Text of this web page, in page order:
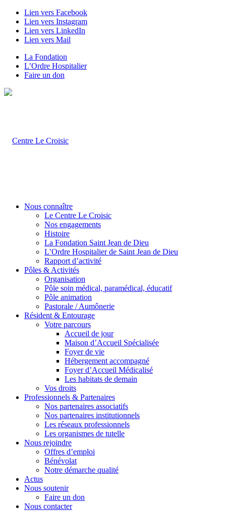
Lien vers Facebook
Lien vers Instagram
Lien vers LinkedIn
Lien vers Mail
La Fondation
L’Ordre Hospitalier
Faire un don
Nous connaître
Le Centre Le Croisic
Nos engagements
Histoire
La Fondation Saint Jean de Dieu
L’Ordre Hospitalier de Saint Jean de Dieu
Rapport d’activité
Pôles & Activités
Organisation
Pôle soin médical, paramédical, éducatif
Pôle animation
Pastorale / Aumônerie
Résident & Entourage
Votre parcours
Accueil de jour
Maison d’Accueil Spécialisée
Foyer de vie
Hébergement accompagné
Foyer d’Accueil Médicalisé
Les habitats de demain
Vos droits
Professionnels & Partenaires
Nos partenaires associatifs
Nos partenaires institutionnels
Les réseaux professionnels
Les organismes de tutelle
Nous rejoindre
Offres d’emploi
Bénévolat
Notre démarche qualité
Actus
Nous soutenir
Faire un don
Nous contacter